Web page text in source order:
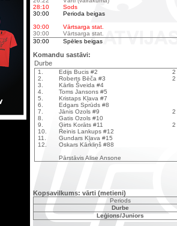
28:10
Sods
30:00
Perioda beigas
30:00
Vārtsarga stat.
30:00
Vārtsarga stat.
30:00
Spēles beigas
Komandu sastāvi:
Durbe
1. Edijs Bucis #2
2
2.
Roberts Bēča #3
2
3.
Kārlis Šveida #4
4.
Toms Jansons #5
5.
Kristaps Kļava #7
6.
Edgars Sprūds #8
7.
Jānis Ozols #9
2
8.
Gatis Ozols #10
9.
Ģirts Korāts #11
2
10.
Reinis Lankups #12
11.
Gundars Kļava #15
12.
Oskars Kārkliņš #88
Pārstāvis Alise Ansone
Kopsavilkums: vārti (metieni)
Periods
Durbe
Leģions/Juniors